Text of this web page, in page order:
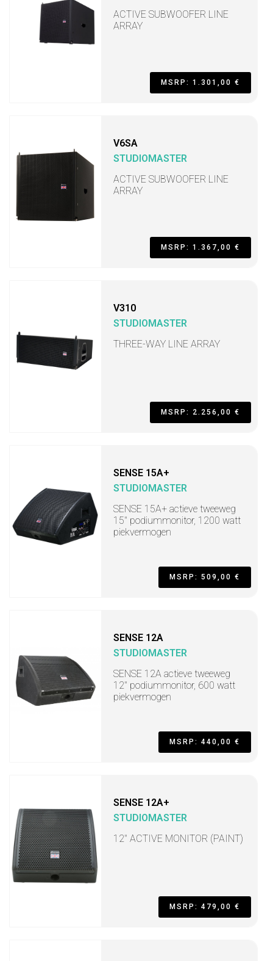
ACTIVE SUBWOOFER LINE
ARRAY
MSRP: 1.301,00 €
V6SA
STUDIOMASTER
ACTIVE SUBWOOFER LINE
ARRAY
MSRP: 1.367,00 €
V310
STUDIOMASTER
THREE-WAY LINE ARRAY
MSRP: 2.256,00 €
SENSE 15A+
STUDIOMASTER
SENSE 15A+ actieve tweeweg
15" podiummonitor, 1200 watt
piekvermogen
MSRP: 509,00 €
SENSE 12A
STUDIOMASTER
SENSE 12A actieve tweeweg
12" podiummonitor, 600 watt
piekvermogen
MSRP: 440,00 €
SENSE 12A+
STUDIOMASTER
12" ACTIVE MONITOR (PAINT)
MSRP: 479,00 €